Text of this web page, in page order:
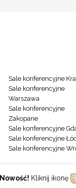
Sale konferencyjne
Sale konferencyjne
Warszawa
Sale konferencyjne
Zakopane
Sale konferencyjne
Sale konferencyjne
Sale konferencyjne
Nowość! Kliknij ikonę